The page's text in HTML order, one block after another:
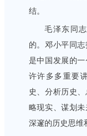
结。
毛泽东同
的。邓小平同
是中国发展的
许许多多重要
史、分析历史
略现实、谋划未
深邃的历史思维